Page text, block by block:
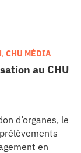
au CHU
, CHU MÉDIA
d’organes, le
en